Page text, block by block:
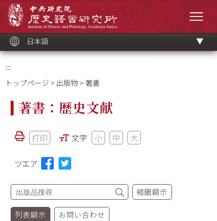
ッ
ク
日本語
:::
トップページ > 出版物 > 著書
著書：歴史文献
打印 文字 小 中 大
ツエア
縮圖顯示
列表顯示 お問い合わせ